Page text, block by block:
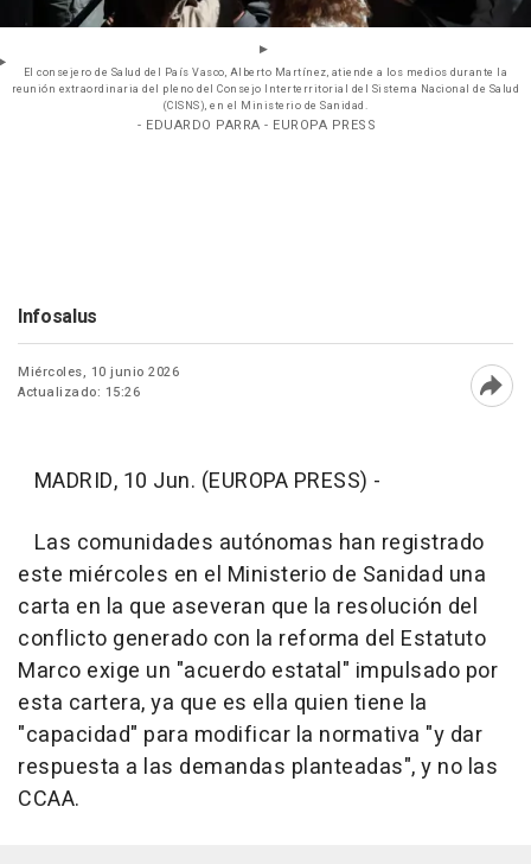
El consejero de Salud del País Vasco, Alberto Martínez, atiende a los medios durante la
reunión extraordinaria del pleno del Consejo Interterritorial del Sistema Nacional de Salud
(CISNS), en el Ministerio de Sanidad.
- EDUARDO PARRA - EUROPA PRESS
Infosalus
Miércoles, 10 junio 2026
Actualizado: 15:26
MADRID, 10 Jun. (EUROPA PRESS) -
Las comunidades autónomas han registrado
este miércoles en el Ministerio de Sanidad una
carta en la que aseveran que la resolución del
conflicto generado con la reforma del Estatuto
Marco exige un "acuerdo estatal" impulsado por
esta cartera, ya que es ella quien tiene la
"capacidad" para modificar la normativa "y dar
respuesta a las demandas planteadas", y no las
CCAA.